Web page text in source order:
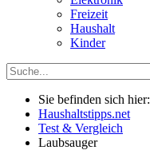
Freizeit
Haushalt
Kinder
Sie befinden sich hier:
Haushaltstipps.net
Test & Vergleich
Laubsauger